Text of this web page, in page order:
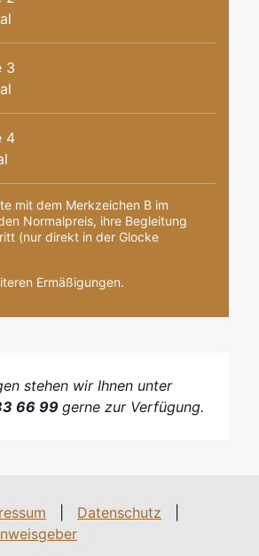
3
4
mit dem Merkzeichen B im
Normalpreis, ihre Begleitung
(nur direkt in der Glocke
Ermäßigungen.
stehen wir Ihnen unter
66 99 gerne zur Verfügung.
Datenschutz